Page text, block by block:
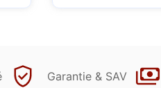
Garantie & SAV